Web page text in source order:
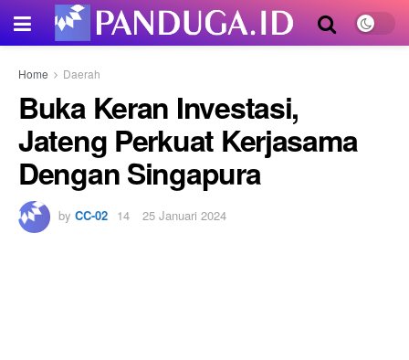
Home Daerah
Buka Keran Investasi,
Jateng Perkuat Kerjasama
Dengan Singapura
by CC-02 25 Januari 2024